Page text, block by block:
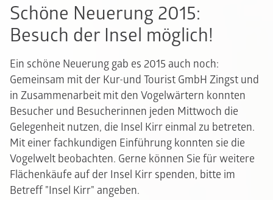
Schöne Neuerung 2015:
Besuch der Insel möglich!
Ein schöne Neuerung gab es 2015 auch noch:
Gemeinsam mit der Kur-und Tourist GmbH Zingst und
in Zusammenarbeit mit den Vogelwärtern konnten
Besucher und Besucherinnen jeden Mittwoch die
Gelegenheit nutzen, die Insel Kirr einmal zu betreten.
Mit einer fachkundigen Einführung konnten sie die
Vogelwelt beobachten. Gerne können Sie für weitere
Flächenkäufe auf der Insel Kirr spenden, bitte im
Betreff "Insel Kirr" angeben.